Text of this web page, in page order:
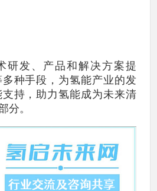
研发、产品和解决方案提
种手段，为氢能产业的发
持，助力氢能成为未来清
分。